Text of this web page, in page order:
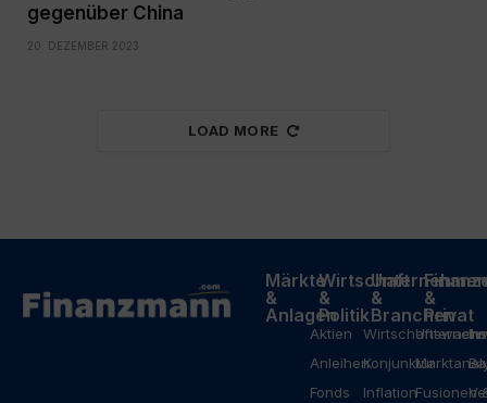
gegenüber China
20. DEZEMBER 2023
LOAD MORE
Märkte
&
Anlagen
Aktien
Anleihen
Fonds
Wirtschaft
&
Politik
Konjunktur
Inflation
Unternehmen
&
Branchen
Fusionen
&
Privat